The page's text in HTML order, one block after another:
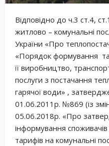
Відповідно до ч.3 ст.4,
житлово – комунальні
України «Про
«Порядок формування
її виробництво,
послуги з постачання
гарячої води» ,
01.06.2011р. №869 (із
05.06.2018р. «Про
інформування
тарифів на комунальні